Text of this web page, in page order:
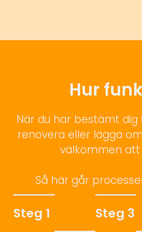
Hur
När du har bestämt
renovera eller lägga
välkommen att
Så här går
Steg 1 Steg 3